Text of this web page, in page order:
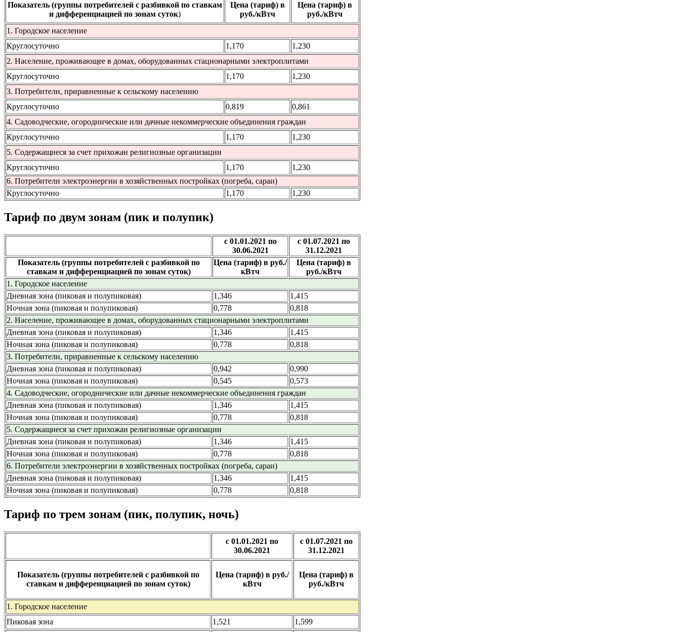
Показатель (группы потребителей с разбивкой по ставкам
и дифференциацией по зонам суток)
Цена (тариф) в
руб./кВтч
Цена (тариф) в
руб./кВтч
1. Городское население
Круглосуточно
1,170
1,230
2. Население, проживающее в домах, оборудованных стационарными электроплитами
Круглосуточно
1,170
1,230
3. Потребители, приравненные к сельскому населению
Круглосуточно
0,819
0,861
4. Садоводческие, огороднические или дачные некоммерческие объединения граждан
Круглосуточно
1,170
1,230
5. Содержащиеся за счет прихожан религиозные организации
Круглосуточно
1,170
1,230
6. Потребители электроэнергии в хозяйственных постройках (погреба, сараи)
Круглосуточно
1,170 1,230
Тариф по двум зонам (пик и полупик)
с 01.01.2021 по
30.06.2021
с 01.07.2021 по
31.12.2021
Показатель (группы потребителей с разбивкой по
ставкам и дифференциацией по зонам суток)
Цена (тариф) в руб./
кВтч
Цена (тариф) в
руб./кВтч
1. Городское население
Дневная зона (пиковая и полупиковая)
1,346
1,415
Ночная зона (пиковая и полупиковая)
0,778
0,818
2. Население, проживающее в домах, оборудованных стационарными электроплитами
Дневная зона (пиковая и полупиковая)
1,346
1,415
Ночная зона (пиковая и полупиковая)
0,778
0,818
3. Потребители, приравненные к сельскому населению
Дневная зона (пиковая и полупиковая)
0,942
0,990
Ночная зона (пиковая и полупиковая)
0,545
0,573
4. Садоводческие, огороднические или дачные некоммерческие объединения граждан
Дневная зона (пиковая и полупиковая)
1,346
1,415
Ночная зона (пиковая и полупиковая)
0,778
0,818
5. Содержащиеся за счет прихожан религиозные организации
Дневная зона (пиковая и полупиковая)
1,346
1,415
Ночная зона (пиковая и полупиковая)
0,778
0,818
6. Потребители электроэнергии в хозяйственных постройках (погреба, сараи)
Дневная зона (пиковая и полупиковая)
1,346
1,415
Ночная зона (пиковая и полупиковая)
0,778 0,818
Тариф по трем зонам (пик, полупик, ночь)
с 01.01.2021 по
30.06.2021
с 01.07.2021 по
31.12.2021
Показатель (группы потребителей с разбивкой по
ставкам и дифференциацией по зонам суток)
Цена (тариф) в руб./
кВтч
Цена (тариф) в
руб./кВтч
1. Городское население
Пиковая зона
1,521
1,599